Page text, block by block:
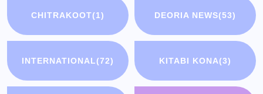
CHITRAKOOT(1) DEORIA NEWS(53)
INTERNATIONAL(72) KITABI KONA(3)